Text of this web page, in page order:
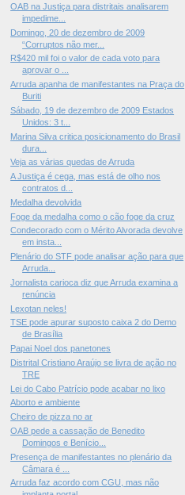
OAB na Justiça para distritais analisarem
impedime...
Domingo, 20 de dezembro de 2009
“Corruptos não mer...
R$420 mil foi o valor de cada voto para
aprovar o ...
Arruda apanha de manifestantes na Praça do
Buriti
Sábado, 19 de dezembro de 2009 Estados
Unidos: 3 t...
Marina Silva critica posicionamento do Brasil
dura...
Veja as várias quedas de Arruda
A Justiça é cega, mas está de olho nos
contratos d...
Medalha devolvida
Foge da medalha como o cão foge da cruz
Condecorado com o Mérito Alvorada devolve
em insta...
Plenário do STF pode analisar ação para que
Arruda...
Jornalista carioca diz que Arruda examina a
renúncia
Lexotan neles!
TSE pode apurar suposto caixa 2 do Demo
de Brasília
Papai Noel dos panetones
Distrital Cristiano Araújo se livra de ação no
TRE
Lei do Cabo Patrício pode acabar no lixo
Aborto e ambiente
Cheiro de pizza no ar
OAB pede a cassação de Benedito
Domingos e Benício...
Presença de manifestantes no plenário da
Câmara é ...
Arruda faz acordo com CGU, mas não